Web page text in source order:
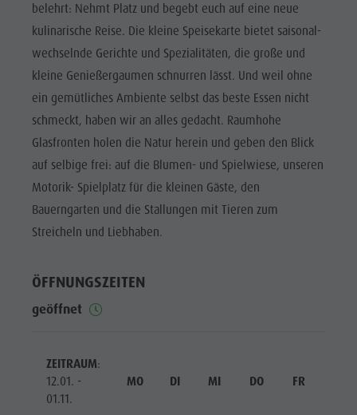
ORTE &
UMGEBUNG
TRADITION &
HANDWERK
HIGHLIGHT
EVENTS
Tennis
Schwimmen
Tourenübersicht
Ortstaxe
Urlaub mit Hund
Pilze sammeln
Kronplatz Doctor Service
FAQ
belehrt: Nehmt Platz und begebt euch auf eine neue
kulinarische Reise. Die kleine Speisekarte bietet saisonal-
wechselnde Gerichte und Spezialitäten, die große und
kleine Genießergaumen schnurren lässt. Und weil ohne
ein gemütliches Ambiente selbst das beste Essen nicht
schmeckt, haben wir an alles gedacht. Raumhohe
Glasfronten holen die Natur herein und geben den Blick
auf selbige frei: auf die Blumen- und Spielwiese, unseren
Motorik- Spielplatz für die kleinen Gäste, den
Bauerngarten und die Stallungen mit Tieren zum
Streicheln und Liebhaben.
ÖFFNUNGSZEITEN
geöffnet
ZEITRAUM:
12.01. -
01.11.
MO DI MI DO FR